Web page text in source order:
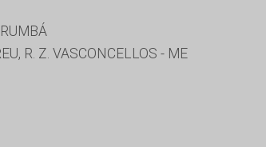
R. Z. VASCONCELLOS - ME